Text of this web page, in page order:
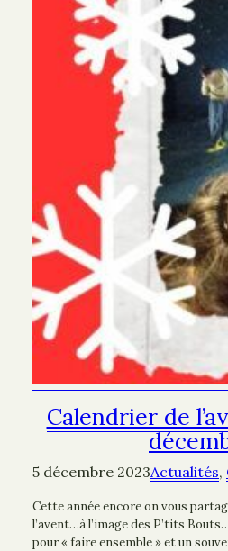
Calendrier de
5 décembre 2023Actualités,
Cette année encore on vous
l’avent…à l’image des P’tits
pour « faire ensemble » et un